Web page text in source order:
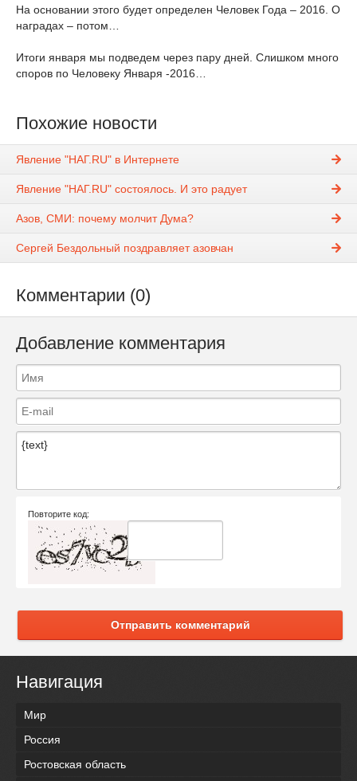
На основании этого будет определен Человек Года – 2016. О
наградах – потом…
Итоги января мы подведем через пару дней. Слишком много
споров по Человеку Января -2016…
Похожие новости
Явление "НАГ.RU" в Интернете
Явление "НАГ.RU" состоялось. И это радует
Азов, СМИ: почему молчит Дума?
Сергей Бездольный поздравляет азовчан
Комментарии (0)
Добавление комментария
Повторите код:
Отправить комментарий
Навигация
Мир
Россия
Ростовская область